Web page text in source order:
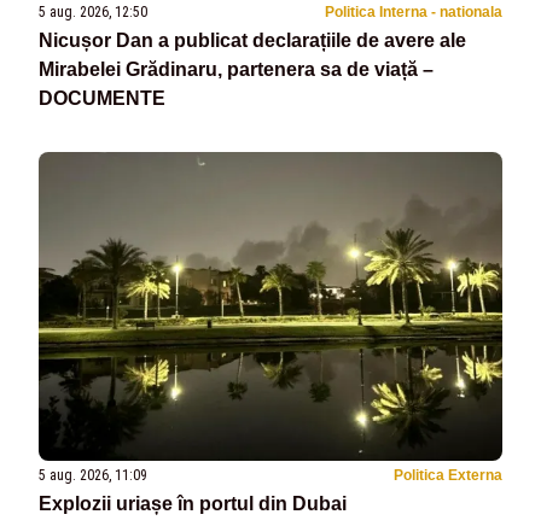
5 aug. 2026, 12:50 Politica Interna - nationala
Nicușor Dan a publicat declarațiile de avere ale
Mirabelei Grădinaru, partenera sa de viață –
DOCUMENTE
5 aug. 2026, 11:09 Politica Externa
Explozii uriașe în portul din Dubai